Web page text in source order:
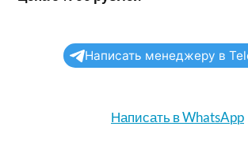
Написать менеджеру в
Написать в WhatsApp